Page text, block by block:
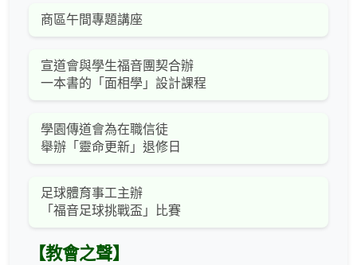
商區午間專題講座
宣道會與學生福音團契合辦
一本書的「面相學」設計課程
學園傳道會為在職信徒
舉辦「靈命更新」退修日
足球體育事工主辦
「福音足球挑戰盃」比賽
【教會之聲】